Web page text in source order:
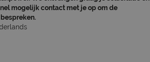
mogelijk contact met je op om de